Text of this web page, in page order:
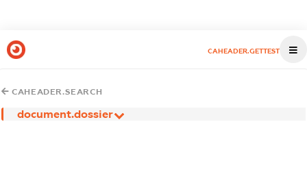
CAHEADER.GETTEST
CAHEADER.SEARCH
document.dossier